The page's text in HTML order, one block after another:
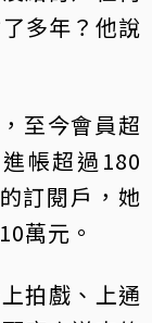
多年？他說
至今會員超
帳超過180
訂閱戶，她
萬元。
拍戲、上通